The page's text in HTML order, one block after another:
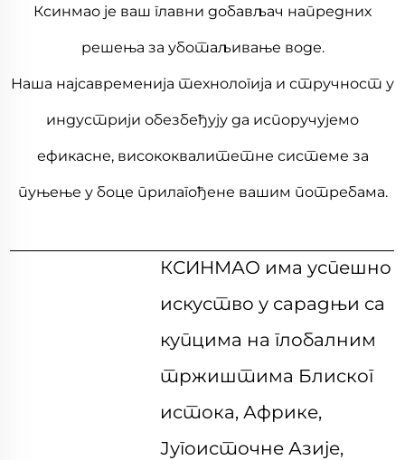
Ксинмао је ваш главни добављач напредних
решења за уботаљивање воде.
Наша најсавременија технологија и стручност у
индустрији обезбеђују да испоручујемо
ефикасне, висококвалитетне системе за
пуњење у боце прилагођене вашим потребама.
КСИНМАО има успешно
искуство у сарадњи са
купцима на глобалним
тржиштима Блиског
истока, Африке,
Југоисточне Азије,